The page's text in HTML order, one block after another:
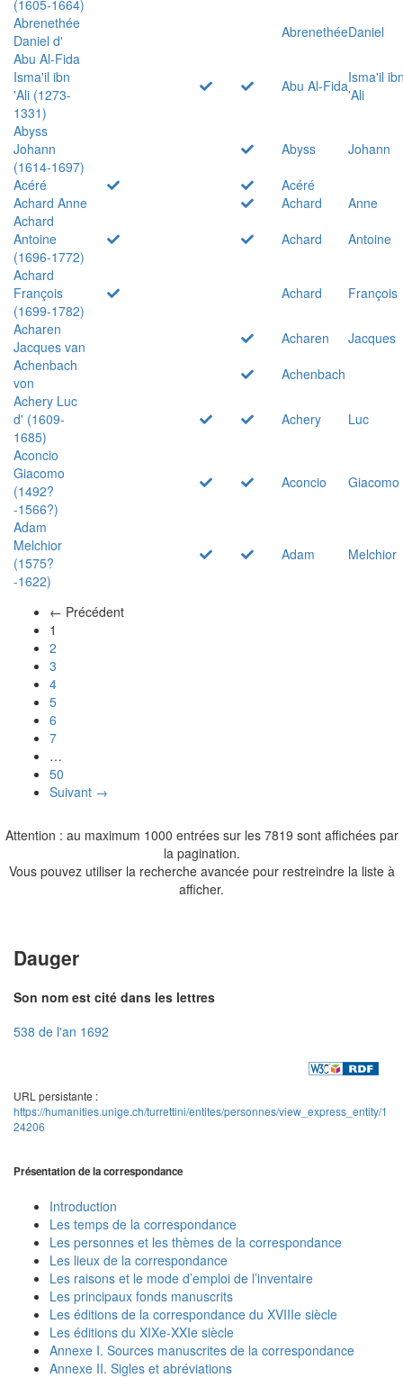
(1605-1664)
Abrenethée
Daniel d'
AbrenethéeDaniel
Abu Al-Fida
Isma'il ibn
'Ali (1273-
1331)
Abu Al-FidaIsma'il
'Ali
Abyss
Johann
(1614-1697)
Abyss
Johann
Acéré
Acéré
Achard Anne
Achard
Anne
Achard
Antoine
(1696-1772)
Achard
Antoine
Achard
François
(1699-1782)
Achard
François
Acharen
Jacques van
Acharen
Jacques
Achenbach
von
Achenbach
Achery Luc
d' (1609-
1685)
Achery
Luc
Aconcio
Giacomo
(1492?
-1566?)
Aconcio Giacomo
Adam
Melchior
(1575?
-1622)
Adam Melchior
← Précédent
1
2
3
4
5
6
7
…
50
Suivant →
Attention : au maximum 1000 entrées sur les 7819 sont affichées par
la pagination.
Vous pouvez utiliser la recherche avancée pour restreindre la liste à
afficher.
Dauger
Son nom est cité dans les lettres
538 de l'an 1692
URL persistante :
https://humanities.unige.ch/turrettini/entites/personnes/view_express_entity/1
24206
Présentation de la correspondance
Introduction
Les temps de la correspondance
Les personnes et les thèmes de la correspondance
Les lieux de la correspondance
Les raisons et le mode d’emploi de l’inventaire
Les principaux fonds manuscrits
Les éditions de la correspondance du XVIIIe siècle
Les éditions du XIXe-XXIe siècle
Annexe I. Sources manuscrites de la correspondance
Annexe II. Sigles et abréviations